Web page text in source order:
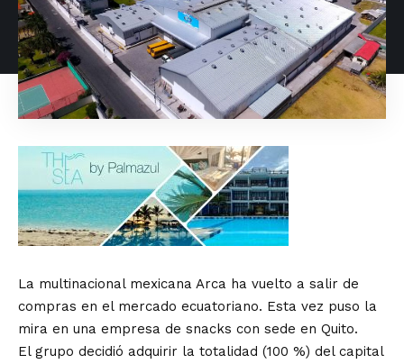
La multinacional mexicana Arca ha vuelto a salir de
compras en el mercado ecuatoriano. Esta vez puso la
mira en una empresa de snacks con sede en Quito.
El grupo decidió adquirir la totalidad (100 %) del capital